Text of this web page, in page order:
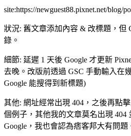
site:https://newguest88.pixnet.net/blog/
狀況: 舊文章添加內容 & 改標題，但
錄。
細節: 延遲 1 天後 Google 才更新
去晚。改版前透過 GSC 手動輸入在
Google 能搜得到新標題)
其他: 網址經常出現 404，之後再點
個例子，其他我的文章莫名出現 404
Google，我也會認為痞客邦大有問題